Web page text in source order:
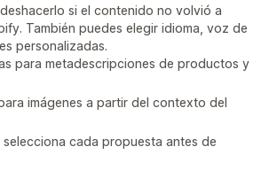
si el contenido no volvió a
También puedes elegir idioma, voz de
personalizadas.
para metadescripciones de productos y
imágenes a partir del contexto del
cada propuesta antes de